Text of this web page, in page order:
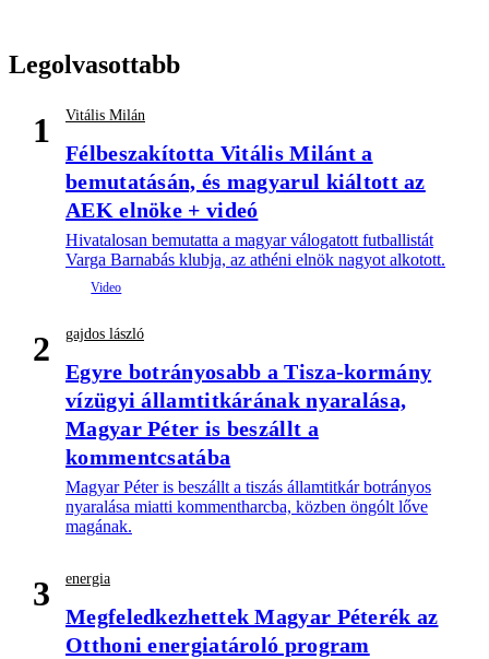
Legolvasottabb
1 Vitális Milán
Félbeszakította Vitális Milánt a
bemutatásán, és magyarul kiáltott az
AEK elnöke + videó
Hivatalosan bemutatta a magyar válogatott futballistát
Varga Barnabás klubja, az athéni elnök nagyot alkotott.
2 gajdos lászló
Egyre botrányosabb a Tisza-kormány
vízügyi államtitkárának nyaralása,
Magyar Péter is beszállt a
kommentcsatába
Magyar Péter is beszállt a tiszás államtitkár botrányos
nyaralása miatti kommentharcba, közben öngólt lőve
magának.
3 energia
Megfeledkezhettek Magyar Péterék az
Otthoni energiatároló program